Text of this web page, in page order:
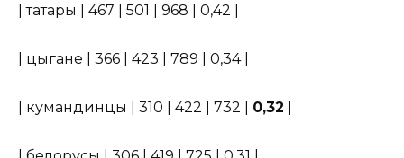
| татары | 467 | 501 | 968 | 0,42 |
| цыгане | 366 | 423 | 789 | 0,34 |
| кумандинцы | 310 | 422 | 732 | 0,32